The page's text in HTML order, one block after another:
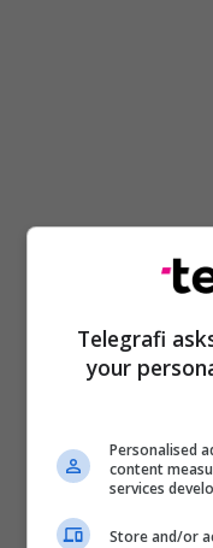
Telegrafi
your
Personalised
content
services
Store and/or